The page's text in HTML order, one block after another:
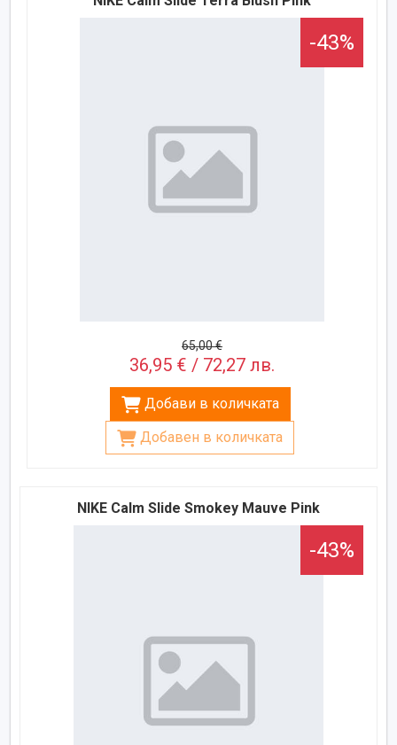
-43%
65,00 €
36,95 € / 72,27 лв.
Добави в количката
Добавен в количката
NIKE Calm Slide Smokey Mauve Pink
-43%